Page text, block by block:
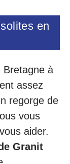
en
Bretagne à
assez
regorge de
vous
aider.
Granit